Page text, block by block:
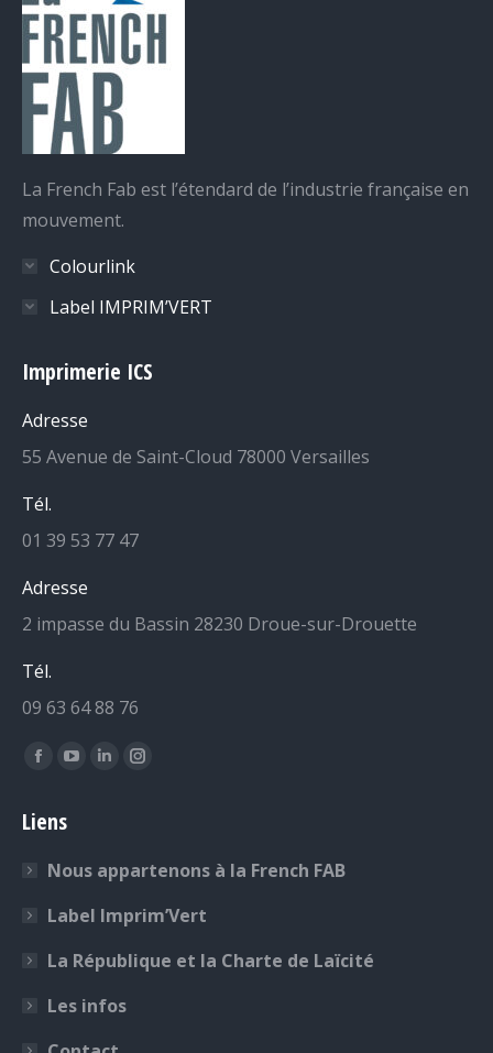
La French Fab est l’étendard de l’industrie française en
mouvement.
Colourlink
Label IMPRIM’VERT
Imprimerie ICS
Adresse
55 Avenue de Saint-Cloud 78000 Versailles
Tél.
01 39 53 77 47
Adresse
2 impasse du Bassin 28230 Droue-sur-Drouette
Tél.
09 63 64 88 76
Retrouvez-nous sur :
La
Facebook
dans
une
fenêtre
La
dans
une
fenêtre
La
dans
une
fenêtre
La
dans
une
fenêtre
Liens
Nous appartenons à la French FAB
Label Imprim’Vert
La République et la Charte de Laïcité
Les infos